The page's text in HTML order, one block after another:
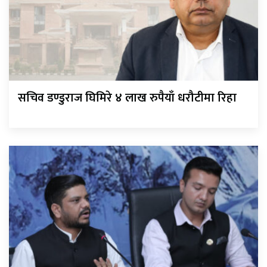
सचिव डण्डुराज घिमिरे ४ लाख रुपैयाँ धरौटीमा रिहा